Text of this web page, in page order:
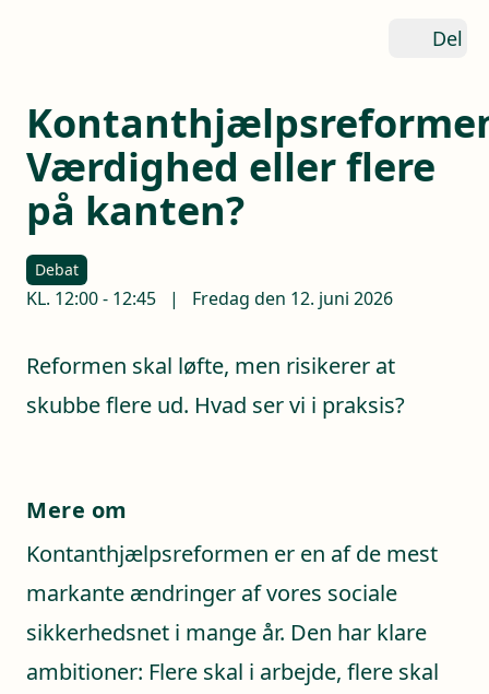
Del
Værdighed eller flere
på kanten?
Debat
KL. 12:00- 12:45 | Fredag den 12. juni 2026
Reformen skal løfte, men risikerer at
skubbe flere ud. Hvad ser vi i praksis?
Mere om
Kontanthjælpsreformen er en af de mest
markante ændringer af vores sociale
sikkerhedsnet i mange år. Den har klare
ambitioner: Flere skal i arbejde, flere skal